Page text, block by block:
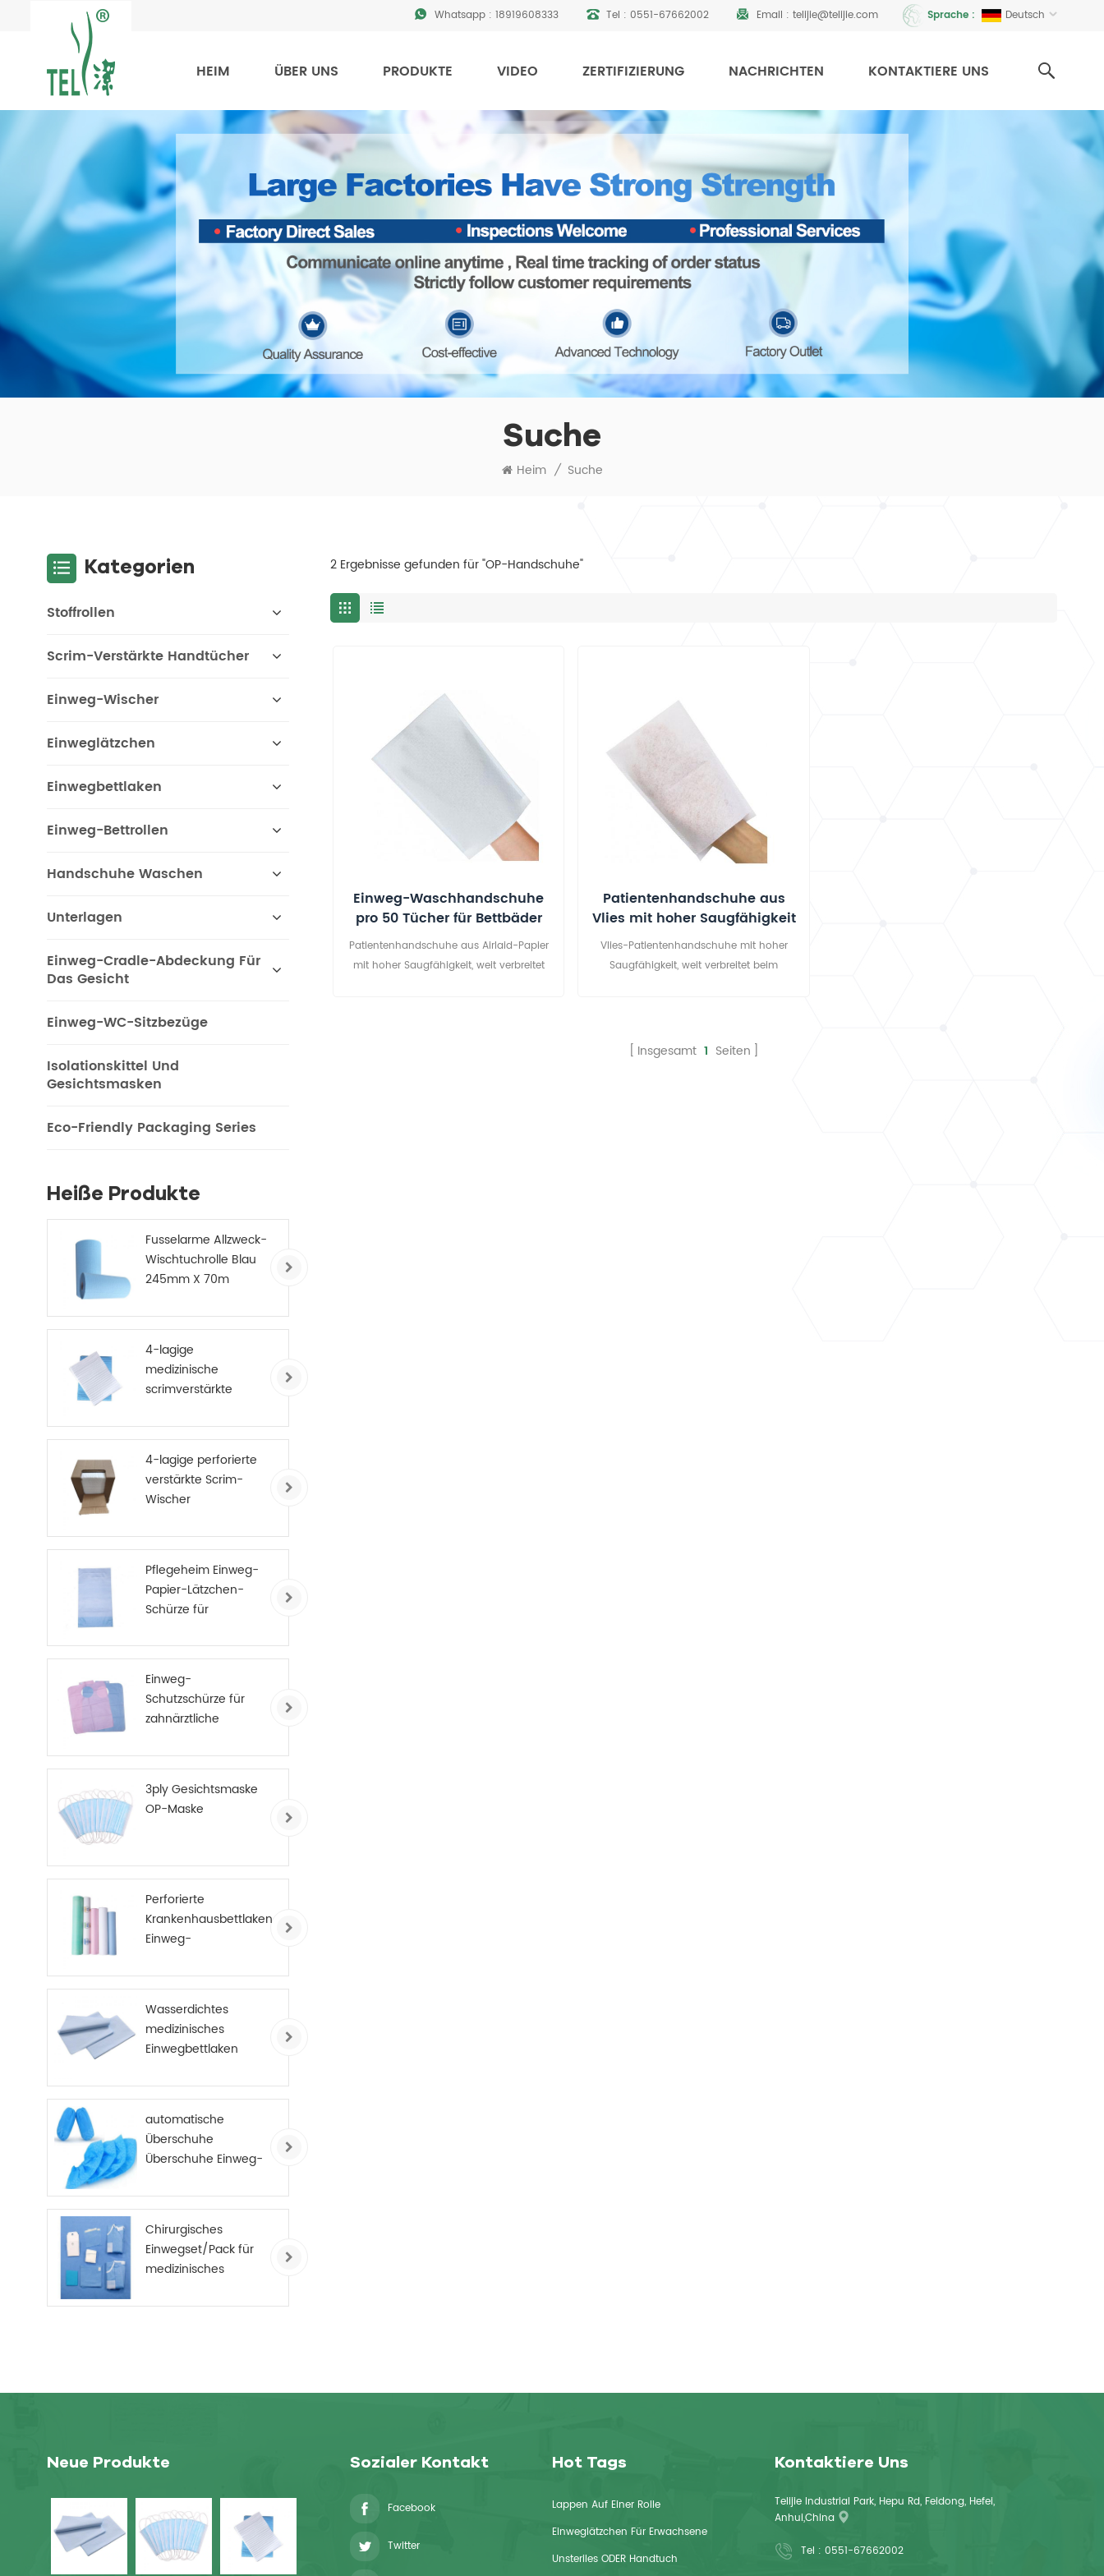
Sprache : Deutsch
Whatsapp : 18919608333 Tel : 0551-67662002 Email : telijie@telijie.com
HEIM ÜBER UNS PRODUKTE VIDEO ZERTIFIZIERUNG NACHRICHTEN KONTAKTIERE UNS
Suche
Heim / Suche
2 Ergebnisse gefunden für "OP-Handschuhe"
Einweg-Waschhandschuhe
pro 50 Tücher für Bettbäder
und Inkontinenz
Patientenhandschuhe aus Airlaid-Papier
mit hoher Saugfähigkeit, weit verbreitet
Patientenhandschuhe aus
Vlies mit hoher Saugfähigkeit
Vlies-Patientenhandschuhe mit hoher
Saugfähigkeit, weit verbreitet beim
Insgesamt 1 Seiten
Kategorien
Stoffrollen
Scrim-Verstärkte Handtücher
Einweg-Wischer
Einweglätzchen
Einwegbettlaken
Einweg-Bettrollen
Handschuhe Waschen
Unterlagen
Einweg-Cradle-Abdeckung Für
Das Gesicht
Einweg-WC-Sitzbezüge
Isolationskittel Und
Gesichtsmasken
Eco-Friendly Packaging Series
Heiße Produkte
Fusselarme Allzweck-
Wischtuchrolle Blau
245mm X 70m
4-lagige
medizinische
scrimverstärkte
Papierhandtücher
4-lagige perforierte
verstärkte Scrim-
Wischer
Pflegeheim Einweg-
Papier-Lätzchen-
Schürze für
Einweg-
Schutzschürze für
zahnärztliche
3ply Gesichtsmaske
OP-Maske
Perforierte
Krankenhausbettlaken
Einweg-
Abdeckungsrolle PE-
Wasserdichtes
medizinisches
Einwegbettlaken
automatische
Überschuhe
Überschuhe Einweg-
Überschuhe Vlies
Chirurgisches
Einwegset/Pack für
medizinisches
Kontaktiere Uns
Telijie Industrial Park, Hepu Rd, Feidong, Hefei,
Anhui,China
Tel : 0551-67662002
Neue Produkte Sozialer Kontakt
Facebook
Twitter
Hot Tags
Lappen Auf Einer Rolle
Einweglätzchen Für Erwachsene
Unsteriles ODER Handtuch